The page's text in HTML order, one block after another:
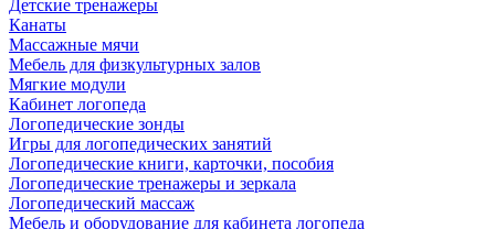
Детские тренажеры
Канаты
Массажные мячи
Мебель для физкультурных залов
Мягкие модули
Кабинет логопеда
Логопедические зонды
Игры для логопедических занятий
Логопедические книги, карточки, пособия
Логопедические тренажеры и зеркала
Логопедический массаж
Мебель и оборудование для кабинета логопеда